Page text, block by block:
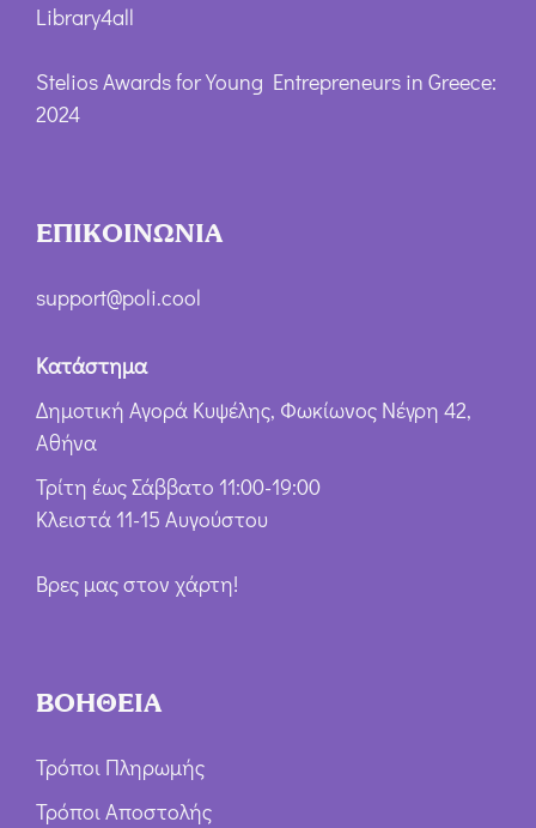
Library4all
Stelios Awards for Young Entrepreneurs in Greece:
2024
ΕΠΙΚΟΙΝΩΝΙΑ
support@poli.cool
Κατάστημα
Δημοτική Αγορά Κυψέλης, Φωκίωνος Νέγρη 42,
Αθήνα
Τρίτη έως Σάββατο 11:00-19:00
Κλειστά 11-15 Αυγούστου
Βρες μας στον χάρτη!
ΒΟΗΘΕΙΑ
Τρόποι Πληρωμής
Τρόποι Αποστολής